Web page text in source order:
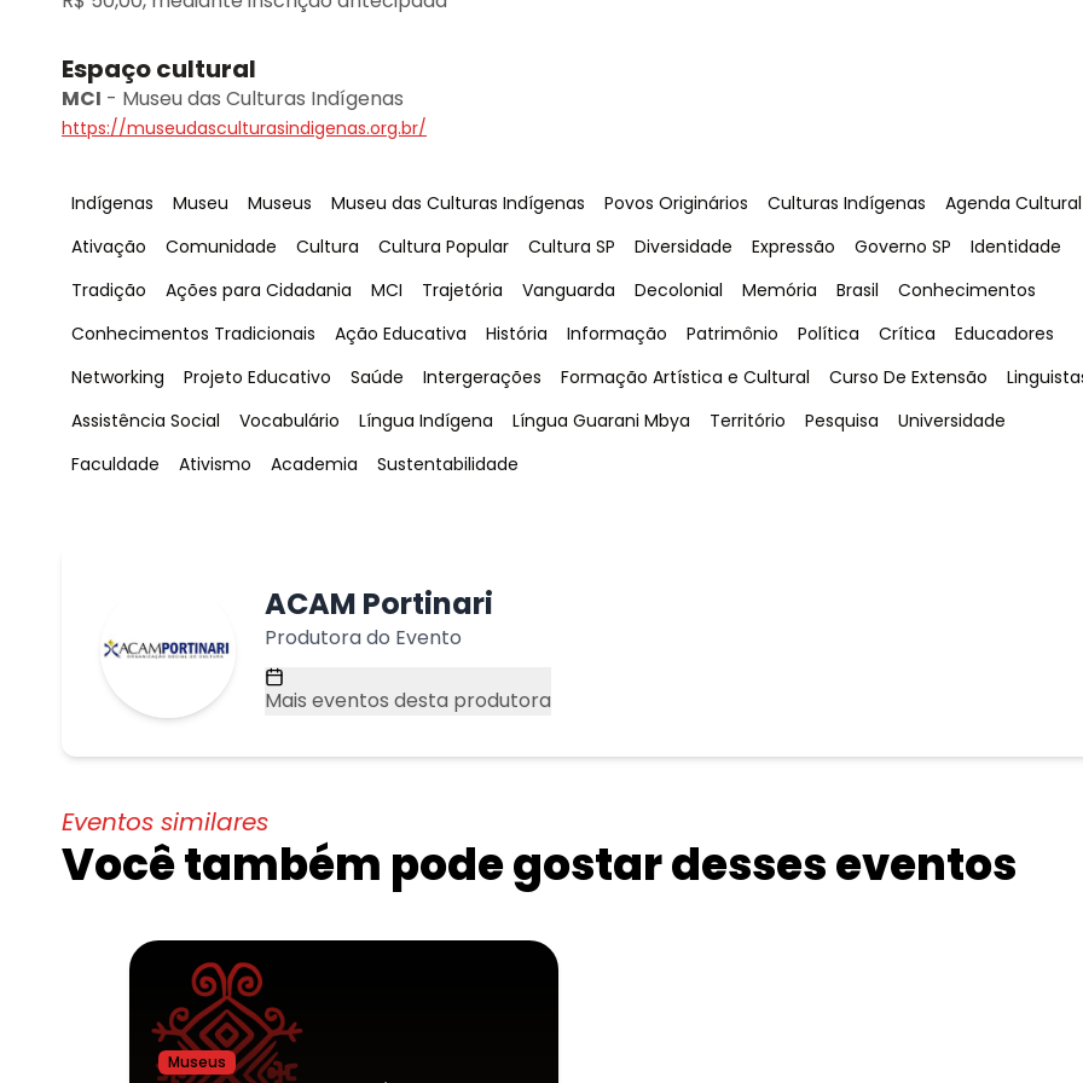
Espaço cultural
MCI - Museu das Culturas Indígenas
https://museudasculturasindigenas.org.br/
Tag:
Indígenas Tag:
Museu Tag:
Museus Tag:
Museu das Culturas Indígenas Tag:
Povos Originários Tag:
Culturas Indígenas Tag:
Agenda Cultural
Tag:
Ativação Tag:
Comunidade Tag:
Cultura Tag:
Cultura Popular Tag:
Cultura SP Tag:
Diversidade Tag:
Expressão Tag:
Governo SP Tag:
Identidade
Tag:
Tradição Tag:
Ações para Cidadania Tag
MCI Tag:
Trajetória Tag:
Vanguarda Tag:
Decolonial Tag:
Memória Tag:
Brasil Tag:
Conhecimentos
Tag:
Conhecimentos Tradicionais Tag:
Ação Educativa Tag:
História Tag:
Informação Tag:
Patrimônio Tag:
Política Tag:
Crítica Tag:
Educadores
Tag:
Networking Tag:
Projeto Educativo Tag:
Saúde Tag:
Intergerações Tag:
Formação Artística e Cultural Tag:
Curso De Extensão Tag:
Tag:
Assistência Social Tag:
Vocabulário Tag:
Língua Indígena Tag:
Língua Guarani Mbya Tag:
Território Tag:
Pesquisa Tag:
Universidade
Tag:
Faculdade Tag:
Ativismo Tag:
Academia Tag:
Sustentabilidade
ACAM Portinari
Produtora do Evento
Mais eventos desta produtora
Eventos similares
Você também pode gostar desses eventos
Museus